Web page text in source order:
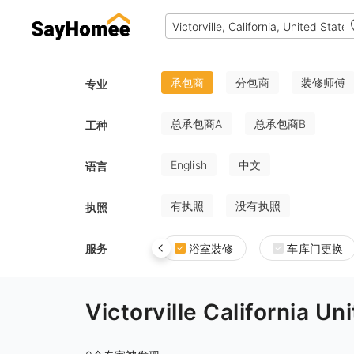
专业 承包商 分包商 装修师傅
工种 总承包商A 总承包商B
语言 English 中文
执照 有执照 没有执照
服务 浴室裝修 车库门更换
Victorville California